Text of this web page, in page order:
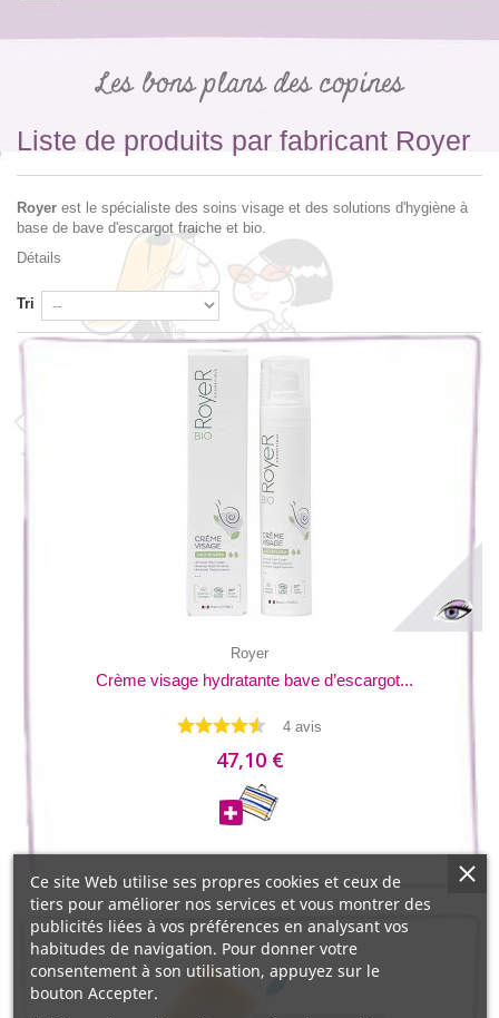
Les bons plans des copines
Liste de produits par fabricant Royer
Royer est le spécialiste des soins visage et des solutions d'hygiène à
base de bave d'escargot fraiche et bio.
Détails
Tri
Royer
Crème visage hydratante bave d’escargot...
4 avis
47,10 €
Ce site Web utilise ses propres cookies et ceux de
tiers pour améliorer nos services et vous montrer des
publicités liées à vos préférences en analysant vos
habitudes de navigation. Pour donner votre
consentement à son utilisation, appuyez sur le
bouton Accepter.